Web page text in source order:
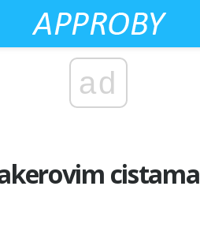
ad
cistama